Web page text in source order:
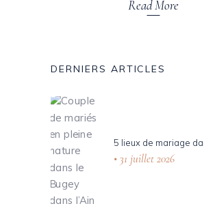
Read More
DERNIERS ARTICLES
5 lieux de mariage
31 juillet 2026